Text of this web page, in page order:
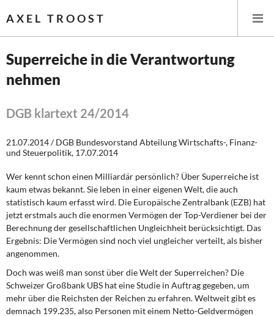
AXEL TROOST
Startseite
Themen
Leitlinien linker Wirtschafts- und Finanzpolitik
Steuer- und Finanzpolitik
Öffentliche Infrastruktur und Daseinsvorsorge
Eurokrise und Griechenland
DIE LINKE
Weitere Themen
Superreiche in die Verantwortung
nehmen
DGB klartext 24/2014
21.07.2014 / DGB Bundesvorstand Abteilung Wirtschafts-, Finanz-
und Steuerpolitik, 17.07.2014
Wer kennt schon einen Milliardär persönlich? Über Superreiche ist
kaum etwas bekannt. Sie leben in einer eigenen Welt, die auch
statistisch kaum erfasst wird. Die Europäische Zentralbank (EZB) hat
jetzt erstmals auch die enormen Vermögen der Top-Verdiener bei der
Berechnung der gesellschaftlichen Ungleichheit berücksichtigt. Das
Ergebnis: Die Vermögen sind noch viel ungleicher verteilt, als bisher
angenommen.
Doch was weiß man sonst über die Welt der Superreichen? Die
Schweizer Großbank UBS hat eine Studie in Auftrag gegeben, um
mehr über die Reichsten der Reichen zu erfahren. Weltweit gibt es
demnach 199.235, also Personen mit einem Netto-Geldvermögen